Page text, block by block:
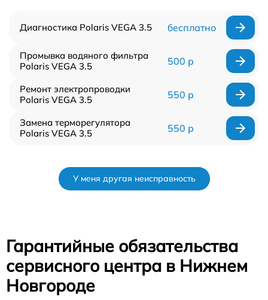
Диагностика Polaris VEGA 3.5 бесплатно
Промывка водяного фильтра
Polaris VEGA 3.5
500 р
Ремонт электропроводки
Polaris VEGA 3.5
550 р
Замена терморегулятора
Polaris VEGA 3.5
550 р
У меня другая неисправность
Гарантийные обязательства
сервисного центра в Нижнем
Новгороде